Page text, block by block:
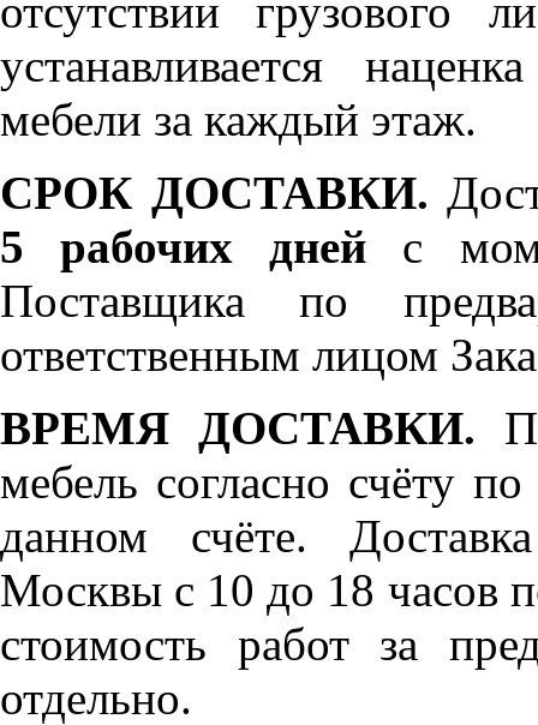
отсутствии грузового
устанавливается
мебели за каждый этаж.
СРОК ДОСТАВКИ.
5 рабочих дней с
Поставщика по
ответственным лицом
ВРЕМЯ ДОСТАВКИ.
мебель согласно счёту
данном счёте.
Москвы с 10 до 18 часов
стоимость работ за
отдельно.